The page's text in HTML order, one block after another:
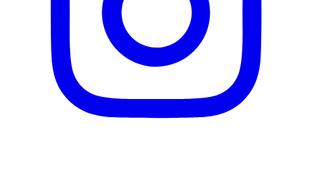
Formular schliessen
Senden
Falsche Daten melden